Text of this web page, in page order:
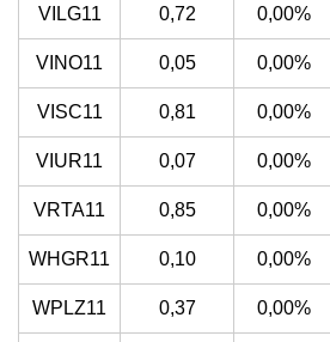
VILG11 0,72 0,00%
VINO11 0,05 0,00%
VISC11 0,81 0,00%
VIUR11 0,07 0,00%
VRTA11 0,85 0,00%
WHGR11 0,10 0,00%
WPLZ11 0,37 0,00%